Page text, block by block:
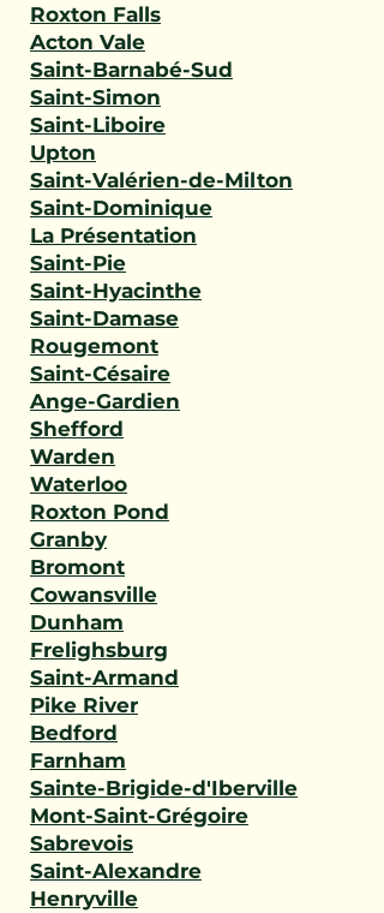
Roxton Falls
Acton Vale
Saint-Barnabé-Sud
Saint-Simon
Saint-Liboire
Upton
Saint-Valérien-de-Milton
Saint-Dominique
La Présentation
Saint-Pie
Saint-Hyacinthe
Saint-Damase
Rougemont
Saint-Césaire
Ange-Gardien
Shefford
Warden
Waterloo
Roxton Pond
Granby
Bromont
Cowansville
Dunham
Frelighsburg
Saint-Armand
Pike River
Bedford
Farnham
Sainte-Brigide-d'Iberville
Mont-Saint-Grégoire
Sabrevois
Saint-Alexandre
Henryville